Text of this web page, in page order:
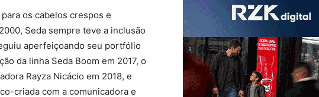
os cabelos crespos e
Seda sempre teve a inclusão
aperfeiçoando seu portfólio
da linha Seda Boom em 2017, o
Rayza Nicácio em 2018, e
criada com a comunicadora e